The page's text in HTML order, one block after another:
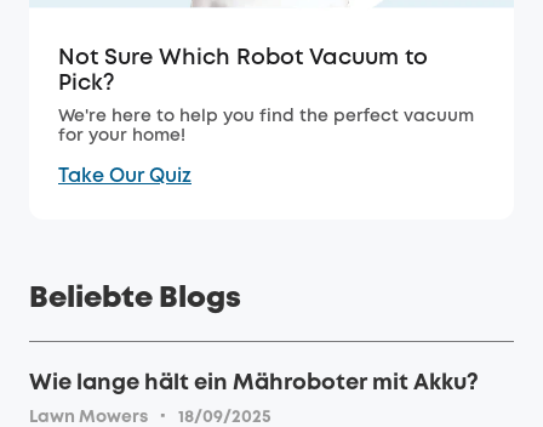
Not Sure Which Robot Vacuum to
Pick?
We're here to help you find the perfect vacuum
for your home!
Take Our Quiz
Beliebte Blogs
Wie lange hält ein Mähroboter mit Akku?
Lawn Mowers · 18/09/2025